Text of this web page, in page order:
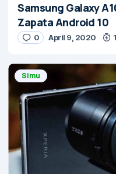
Samsung Galaxy
Zapata Android 10
0 April 9, 2020
Simu